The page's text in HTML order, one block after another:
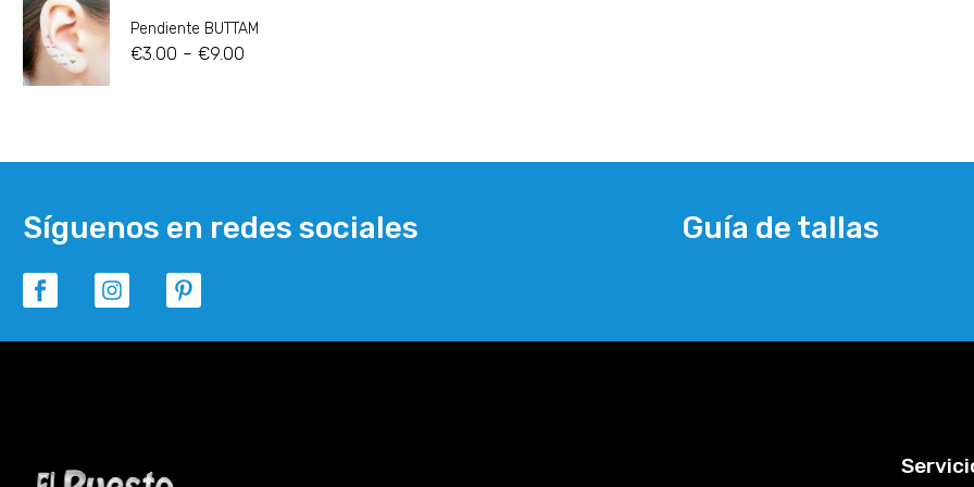
Pendiente BUTTAM
€3.00 - €9.00
Síguenos en redes sociales Guía de tallas